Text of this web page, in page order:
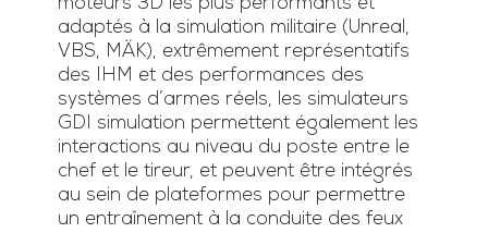
moteurs 3D les plus performants et
adaptés à la simulation militaire (Unreal,
VBS, MÄK), extrêmement représentatifs
des IHM et des performances des
systèmes d’armes réels, les simulateurs
GDI simulation permettent également les
interactions au niveau du poste entre le
chef et le tireur, et peuvent être intégrés
au sein de plateformes pour permettre
un entraînement à la conduite des feux